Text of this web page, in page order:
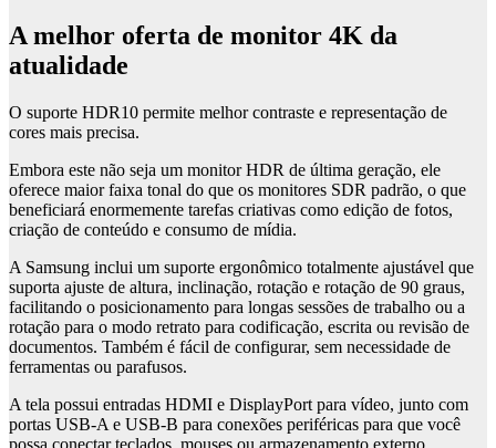
A melhor oferta de monitor 4K da
atualidade
O suporte HDR10 permite melhor contraste e representação de
cores mais precisa.
Embora este não seja um monitor HDR de última geração, ele
oferece maior faixa tonal do que os monitores SDR padrão, o que
beneficiará enormemente tarefas criativas como edição de fotos,
criação de conteúdo e consumo de mídia.
A Samsung inclui um suporte ergonômico totalmente ajustável que
suporta ajuste de altura, inclinação, rotação e rotação de 90 graus,
facilitando o posicionamento para longas sessões de trabalho ou a
rotação para o modo retrato para codificação, escrita ou revisão de
documentos. Também é fácil de configurar, sem necessidade de
ferramentas ou parafusos.
A tela possui entradas HDMI e DisplayPort para vídeo, junto com
portas USB-A e USB-B para conexões periféricas para que você